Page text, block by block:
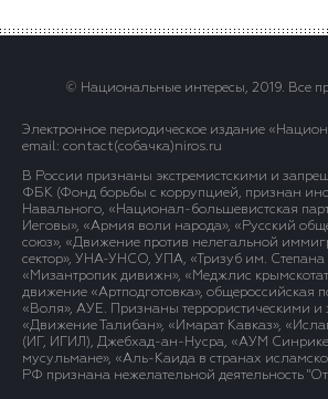
© Национальные интересы, 2019. Все
Электронное периодическое издание
email: contact(сoбaчка)niros.ru
В России признаны экстремистскими и
ФБК (Фонд борьбы с коррупцией, признан
Навального, «Национал-большевистская
Иеговы», «Армия воли народа», «Русский
союз», «Движение против нелегальной
сектор», УНА-УНСО, УПА, «Тризуб им. Степана
«Мизантропик дивижн», «Меджлис
движение «Артподготовка», общероссийская
«Воля», АУЕ. Признаны террористическими и
«Движение Талибан», «Имарат Кавказ»,
(ИГ, ИГИЛ), Джебхад-ан-Нусра, «АУМ
мусульмане», «Аль-Каида в странах
РФ признана нежелательной деятельность